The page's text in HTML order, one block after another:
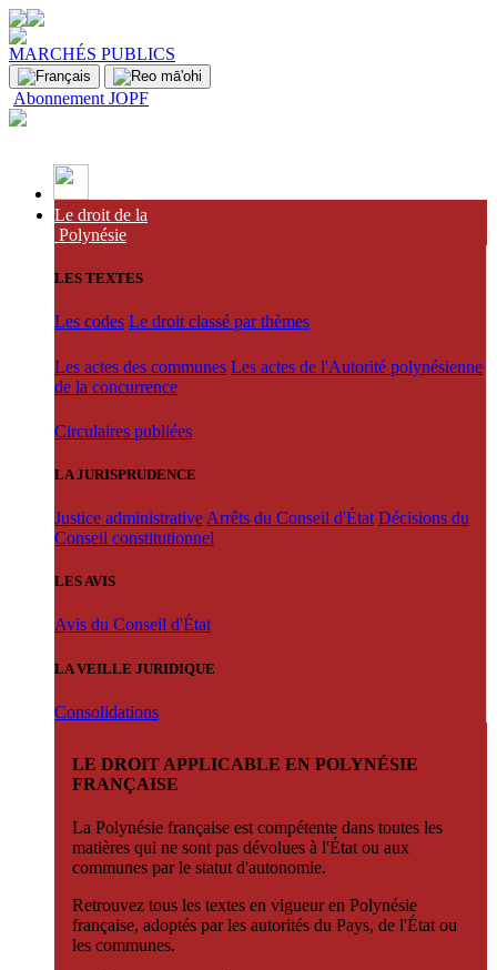
MARCHÉS PUBLICS
Abonnement JOPF
Le droit de la
Polynésie
LES TEXTES
Les codes Le droit classé par thèmes
Les actes des communes Les actes de l'Autorité polynésienne
de la concurrence
Circulaires publiées
LA JURISPRUDENCE
Justice administrative Arrêts du Conseil d'État Décisions du
Conseil constitutionnel
LES AVIS
Avis du Conseil d'État
LA VEILLE JURIDIQUE
Consolidations
LE DROIT APPLICABLE EN POLYNÉSIE
FRANÇAISE
La Polynésie française est compétente dans toutes les
matières qui ne sont pas dévolues à l'État ou aux
communes par le statut d'autonomie.
Retrouvez tous les textes en vigueur en Polynésie
française, adoptés par les autorités du Pays, de l'État ou
les communes.